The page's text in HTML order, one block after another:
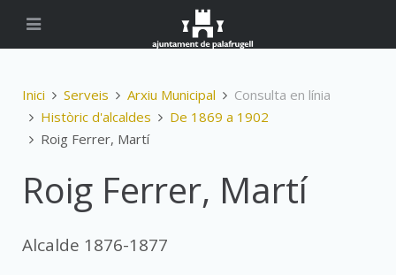
Inici Serveis Arxiu Municipal
Consulta en línia
Històric d'alcaldes
De 1869 a 1902
Roig Ferrer, Martí
Roig Ferrer, Martí
Alcalde 1876-1877